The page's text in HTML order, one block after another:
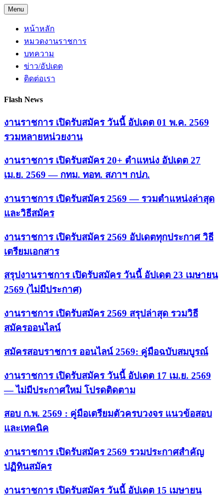
Skip
to
content
Menu
หน้าหลัก
หมวดงานราชการ
บทความ
ข่าว/อัปเดต
ติดต่อเรา
Flash News
งานราชการ เปิดรับสมัคร วันนี้ อัปเดต 01 พ.ค. 2569
รวมหลายหน่วยงาน
งานราชการ เปิดรับสมัคร 20+ ตำแหน่ง อัปเดต 27
เม.ย. 2569 — กทม. ทอท. สภาฯ กปภ.
งานราชการ เปิดรับสมัคร 2569 — รวมตำแหน่งล่าสุด
และวิธีสมัคร
งานราชการ เปิดรับสมัคร 2569 อัปเดตทุกประกาศ วิธี
เตรียมเอกสาร
สรุปงานราชการ เปิดรับสมัคร วันนี้ อัปเดต 23 เมษายน
2569 (ไม่มีประกาศ)
งานราชการ เปิดรับสมัคร 2569 สรุปล่าสุด รวมวิธี
สมัครออนไลน์
สมัครสอบราชการ ออนไลน์ 2569: คู่มือฉบับสมบูรณ์
งานราชการ เปิดรับสมัคร วันนี้ อัปเดต 17 เม.ย. 2569
— ไม่มีประกาศใหม่ โปรดติดตาม
สอบ ก.พ. 2569 : คู่มือเตรียมตัวครบวงจร แนวข้อสอบ
และเทคนิค
งานราชการ เปิดรับสมัคร 2569 รวมประกาศสำคัญ
ปฏิทินสมัคร
งานราชการ เปิดรับสมัคร วันนี้ อัปเดต 15 เมษายน